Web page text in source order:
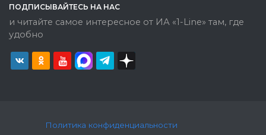
ПОДПИСЫВАЙТЕСЬ НА НАС
и читайте самое интересное от ИА «1-Line» там, где
удобно
Политика конфиденциальности